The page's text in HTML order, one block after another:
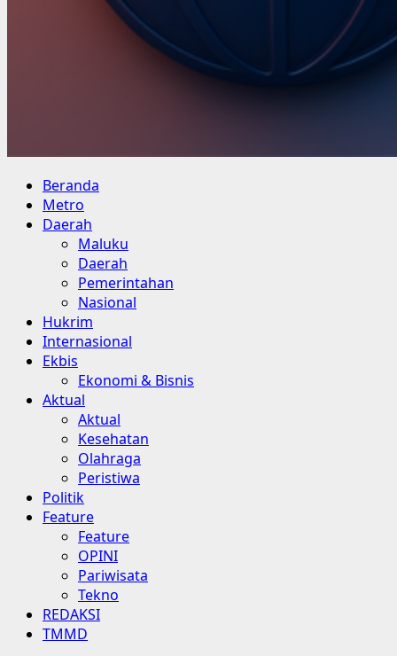
Primary
Menu
Beranda
Metro
Daerah
Maluku
Daerah
Pemerintahan
Nasional
Hukrim
Internasional
Ekbis
Ekonomi & Bisnis
Aktual
Aktual
Kesehatan
Olahraga
Peristiwa
Politik
Feature
Feature
OPINI
Pariwisata
Tekno
REDAKSI
TMMD